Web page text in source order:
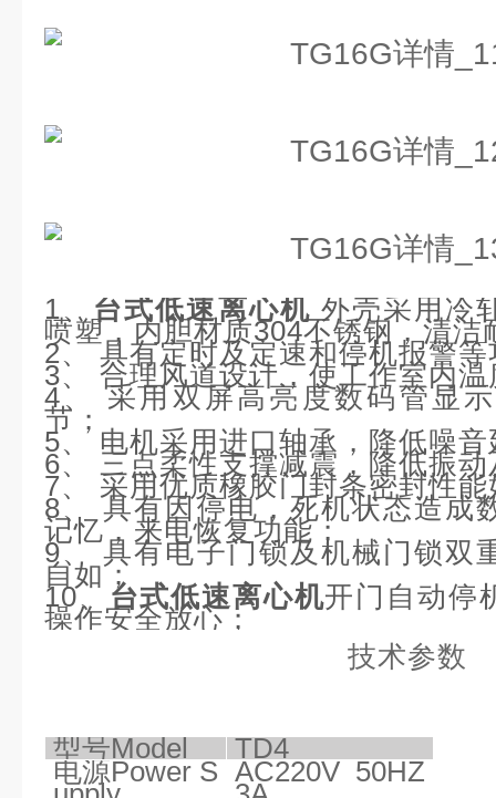
1、 台式低速离心机 外壳采用冷
喷塑，内胆材质304不锈钢，清洁
2、 具有定时及定速和停机报警
3、 合理风道设计，使工作室内
4、 采用双屏高亮度数码管显
节；
5、 电机采用进口轴承，降低噪
6、 三点柔性支撑减震，降低振
7、 采用优质橡胶门封条密封性能
8、 具有因停电，死机状态造成
记忆，来电恢复功能；
9、 具有电子门锁及机械门锁双
自如；
10、 台式低速离心机开门自动停
操作安全放心；
技术参数
型号Model TD4
电源Power S AC220V 50HZ